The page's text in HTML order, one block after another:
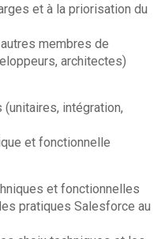
et à la priorisation du
membres de
architectes)
intégration,
et fonctionnelle
et fonctionnelles
pratiques Salesforce au